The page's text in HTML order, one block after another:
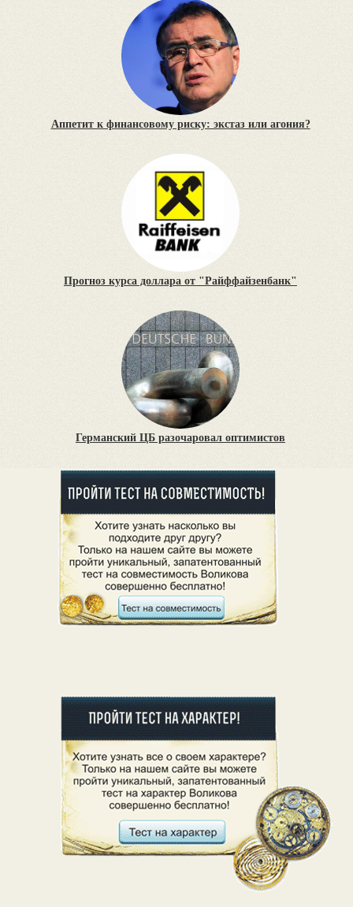
Аппетит к финансовому риску: экстаз или агония?
Прогноз курса доллара от "Райффайзенбанк"
Германский ЦБ разочаровал оптимистов